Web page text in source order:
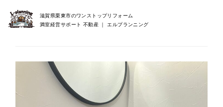
滋賀県栗東市のワンストップリフォーム
満室経営サポート 不動産 ｜ エルプランニング